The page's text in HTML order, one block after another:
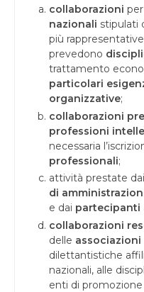
collaborazioni
nazionali stipulati
più
prevedono
trattamento
particolari
organizzative;
collaborazioni
professioni
necessaria
professionali;
attività prestate dai
di
e dai partecipanti
collaborazioni
delle
dilettantistiche
nazionali, alle
enti di